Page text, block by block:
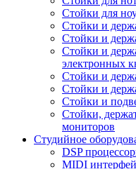
Стойки для
Стойки и
Стойки и
Стойки и
электронных
Стойки и
Стойки и
Стойки и
Стойки,
мониторов
Студийное
DSP
MIDI